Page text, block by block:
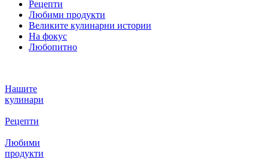
Рецепти
Любими продукти
Великите кулинарни истории
На фокус
Любопитно
Нашите
кулинари
Рецепти
Любими
продукти